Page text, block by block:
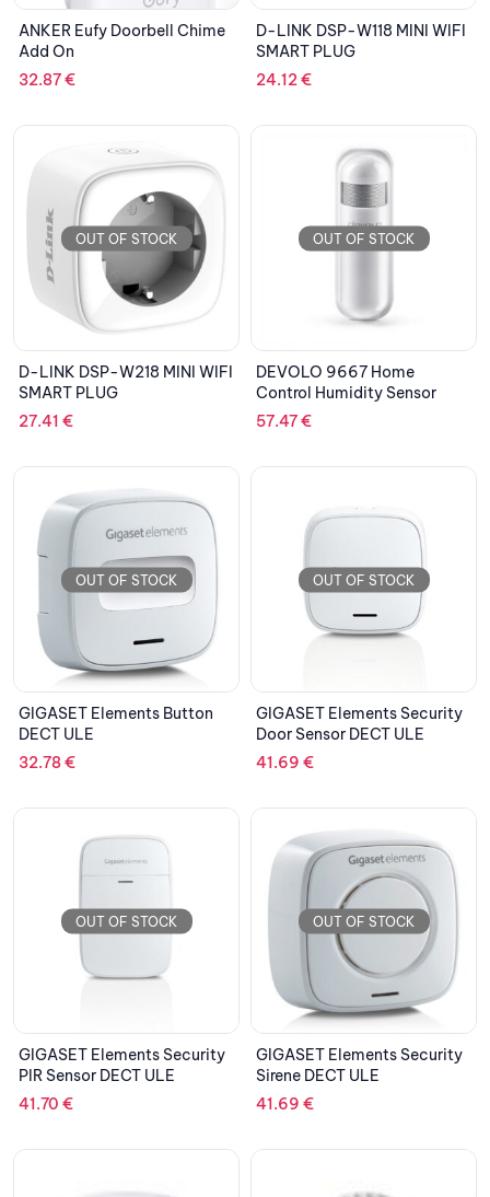
ANKER Eufy Doorbell Chime
Add On
32.87€
D-LINK DSP-W118 MINI WIFI
SMART PLUG
24.12€
OUT OF STOCK
D-LINK DSP-W218 MINI WIFI
SMART PLUG
27.41 €
OUT OF STOCK
DEVOLO 9667 Home
Control Humidity Sensor
57.47€
OUT OF STOCK
GIGASET Elements Button
DECT ULE
32.78€
OUT OF STOCK
GIGASET Elements Security
Door Sensor DECT ULE
41.69 €
OUT OF STOCK
GIGASET Elements Security
PIR Sensor DECT ULE
41.70 €
OUT OF STOCK
GIGASET Elements Security
Sirene DECT ULE
41.69 €